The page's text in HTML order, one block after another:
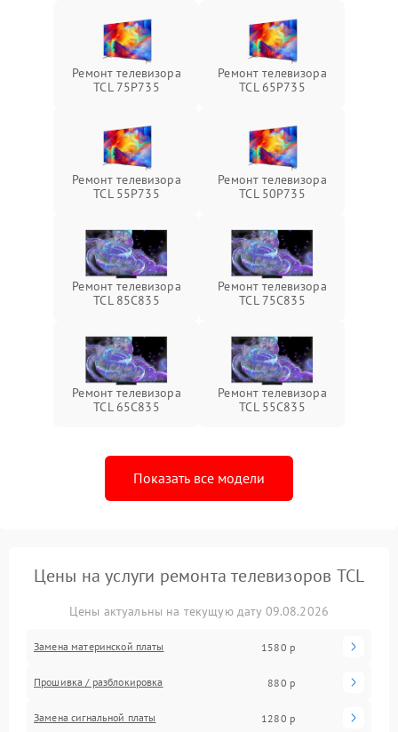
Ремонт телевизора
TCL 75P735
Ремонт телевизора
TCL 65P735
Ремонт телевизора
TCL 55P735
Ремонт телевизора
TCL 50P735
Ремонт телевизора
TCL 85C835
Ремонт телевизора
TCL 75C835
Ремонт телевизора
TCL 65C835
Ремонт телевизора
TCL 55C835
Показать все модели
Цены на услуги ремонта телевизоров TCL
Цены актуальны на текущую дату 09.08.2026
Замена материнской платы 1580 р
Прошивка / разблокировка 880 р
Замена сигнальной платы 1280 р